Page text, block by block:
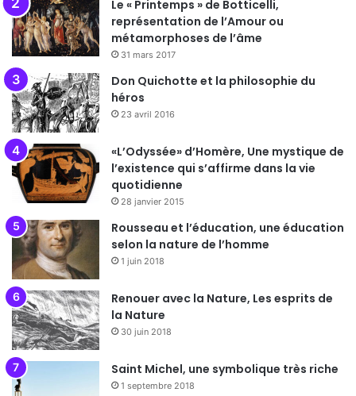
Le « Printemps » de Botticelli,
représentation de l’Amour ou
métamorphoses de l’âme
31 mars 2017
Don Quichotte et la philosophie du
héros
23 avril 2016
«L’Odyssée» d’Homère, Une mystique de
l’existence qui s’affirme dans la vie
quotidienne
28 janvier 2015
Rousseau et l’éducation, une éducation
selon la nature de l’homme
1 juin 2018
Renouer avec la Nature, Les esprits de
la Nature
30 juin 2018
Saint Michel, une symbolique très riche
1 septembre 2018